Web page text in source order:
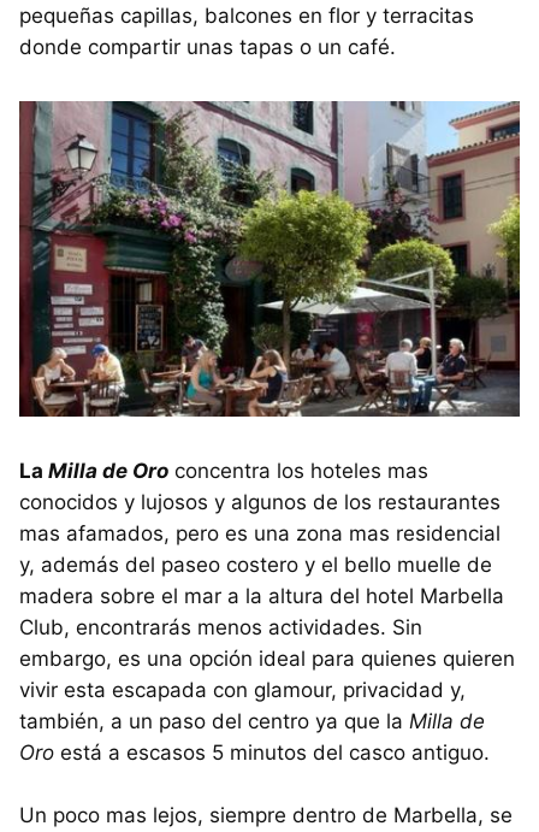
pequeñas capillas, balcones en flor y terracitas
donde compartir unas tapas o un café.
La Milla de Oro concentra los hoteles mas
conocidos y lujosos y algunos de los restaurantes
mas afamados, pero es una zona mas residencial
y, además del paseo costero y el bello muelle de
madera sobre el mar a la altura del hotel Marbella
Club, encontrarás menos actividades. Sin
embargo, es una opción ideal para quienes quieren
vivir esta escapada con glamour, privacidad y,
también, a un paso del centro ya que la Milla de
Oro está a escasos 5 minutos del casco antiguo.
Un poco mas lejos, siempre dentro de Marbella, se